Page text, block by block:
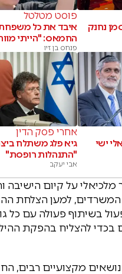
נחנק
פוסט מטלטל
איבד את כל
החמאס: "הייתי
פנחס בן זיו
ישי
אחרי פסק הדין
גיא פלג משתלח
"התנהלות רופסת"
אבי יעקב
על קיום הישיבה
למען הצלחת
בשיתוף פעולה עם כל
בכדי להצליח בהפקת
מקצועיים רבים,